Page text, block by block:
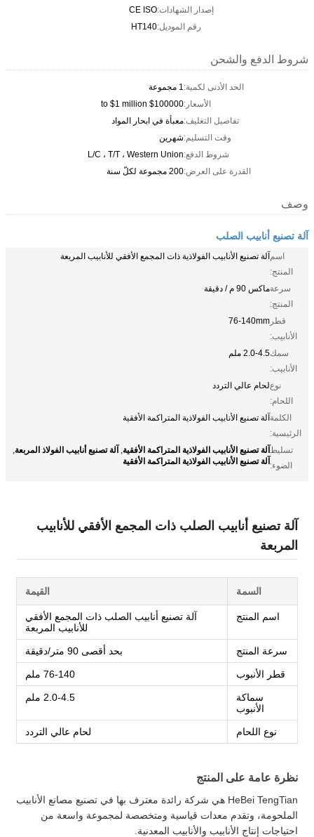
إصدار الشهادات:CE ISO
رقم الموديل:HT140
شروط الدفع والشحن
الحد الأدنى لكمية:1 مجموعة
الأسعار:$100000 to $1 million
تفاصيل التغليف:معبأة في ابحار المواد
وقت التسليم:شهرين
شروط الدفع:L/C ، T/T ، Western Union
القدرة على العرض:200 مجموعة لكلّ سنة
وصف
آلة تصنيع أنابيب الصلب
اسم
المنتج:
آلة تصنيع الأنابيب الفولاذية ذات المجمع الأفقي للأنابيب المربعة
سرعة
المنتج:
ماكس 90 م / دقيقة
قطر
الأنابيب:
76-140mm
سمك
الأنابيب:
2.0-4.5 ملم
نوع
اللحام:
لحام عالي التردد
الكلمة
الرئيسية:
آلة تصنيع الأنابيب الفولاذية المتراكمة الأفقية
تسليط
الضوء:
آلة تصنيع الأنابيب الفولاذية المتراكمة الأفقية, آلة تصنيع أنابيب الفولاذ المربعة,
آلة تصنيع الأنابيب الفولاذية المتراكمة الأفقية
آلة تصنيع أنابيب الصلب ذات المجمع الأفقي للأنابيب
المربعة
السمة القيمة
اسم المنتج
آلة تصنيع أنابيب الصلب ذات المجمع الأفقي
للأنابيب المربعة
سرعة المنتج بحد أقصى 90 متر/دقيقة
قطر الأنبوب 76-140 ملم
سماكة
الأنبوب
2.0-4.5 ملم
نوع اللحام لحام عالي التردد
نظرة عامة على المنتج
HeBei TengTian هي شركة رائدة معترف بها في تصنيع مصانع الأنابيب
الملحومة، وتقدم معدات قياسية ومتخصصة لمجموعة واسعة من
احتياجات إنتاج الأنابيب والأنابيب المعدنية.